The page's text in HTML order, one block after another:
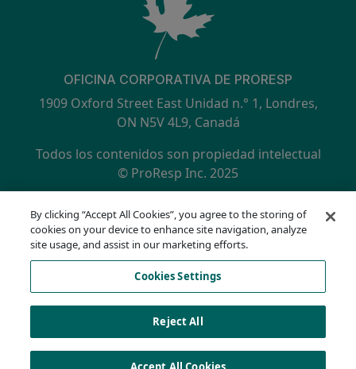
OFICINA CORPORATIVA DE PRORESP
1909 Oxford Street East Unidad n.° 1, Londres,
ON N5V 4L9, Canadá
Todos los contenidos son propiedad intelectual
© ProResp Inc. 2025
SECONDARY MENU
política de privacidad
Línea directa de cumplimiento
Condiciones de uso
AODA
Cookies Settings
By clicking “Accept All Cookies”, you agree to the storing of
cookies on your device to enhance site navigation, analyze
site usage, and assist in our marketing efforts.
Cookies Settings
Reject All